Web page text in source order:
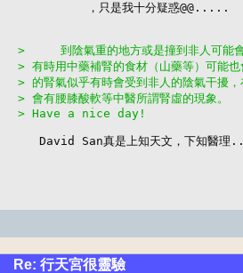
，只是我十分疑惑@@.....
>     到陰氣重的地方或是撞到非人可能會
> 有時用中藥補腎的食材（山藥等）可能也
> 的腎氣似乎有時會受到非人的陰氣干擾，
> 會有腰膝酸軟等中醫所謂腎虛的現象。
> Have a nice day!
David San真是上知天文，下知醫理
Re: 行天宮很靈驗